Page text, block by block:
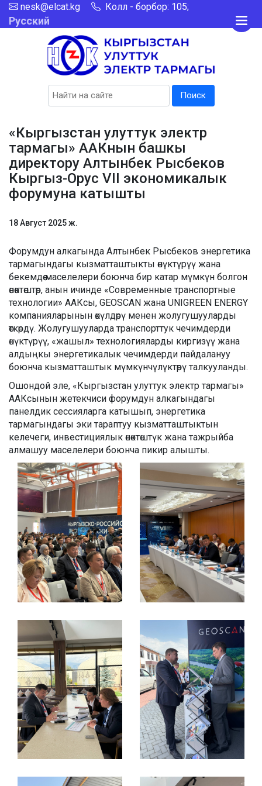
nesk@elcat.kg Колл - борбор: 105;
Русский
Поиск
«Кыргызстан улуттук электр
тармагы» ААКнын башкы
директору Алтынбек Рысбеков
Кыргыз-Орус VII экономикалык
форумуна катышты
18 Август 2025 ж.
Форумдун алкагында Алтынбек Рысбеков энергетика
тармагындагы кызматташтыкты өнүктүрүү жана
бекемдөө маселелери боюнча бир катар мүмкүн болгон
өнөктөштөр, анын ичинде «Современные транспортные
технологии» ААКсы, GEOSCAN жана UNIGREEN ENERGY
компанияларынын өкүлдөрү менен жолугушууларды
өткөрдү. Жолугушууларда транспорттук чечимдерди
өнүктүрүү, «жашыл» технологияларды киргизүү жана
алдыңкы энергетикалык чечимдерди пайдалануу
боюнча кызматташтык мүмкүнчүлүктөрү талкууланды.
Ошондой эле, «Кыргызстан улуттук электр тармагы»
ААКсынын жетекчиси форумдун алкагындагы
панелдик сессияларга катышып, энергетика
тармагындагы эки тараптуу кызматташтыктын
келечеги, инвестициялык өнөктөштүк жана тажрыйба
алмашуу маселелери боюнча пикир алышты.